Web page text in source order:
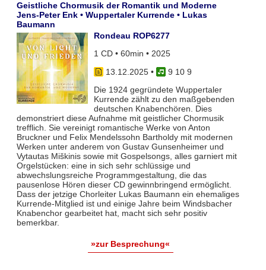
Geistliche Chormusik der Romantik und Moderne
Jens-Peter Enk • Wuppertaler Kurrende • Lukas
Baumann
Rondeau ROP6277
1 CD • 60min • 2025
13.12.2025•
9 10 9
Die 1924 gegründete Wuppertaler
Kurrende zählt zu den maßgebenden
deutschen Knabenchören. Dies
demonstriert diese Aufnahme mit geistlicher Chormusik
trefflich. Sie vereinigt romantische Werke von Anton
Bruckner und Felix Mendelssohn Bartholdy mit modernen
Werken unter anderem von Gustav Gunsenheimer und
Vytautas Miškinis sowie mit Gospelsongs, alles garniert mit
Orgelstücken: eine in sich sehr schlüssige und
abwechslungsreiche Programmgestaltung, die das
pausenlose Hören dieser CD gewinnbringend ermöglicht.
Dass der jetzige Chorleiter Lukas Baumann ein ehemaliges
Kurrende-Mitglied ist und einige Jahre beim Windsbacher
Knabenchor gearbeitet hat, macht sich sehr positiv
bemerkbar.
»zur Besprechung«